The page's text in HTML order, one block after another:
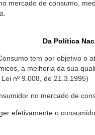
mercado de consumo,
Da Política
tem por objetivo o
a melhoria da sua
nº 9.008, de 21.3.1995)
no mercado de
efetivamente o